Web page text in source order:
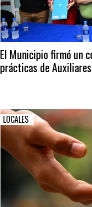
El Municipio firmó un
prácticas de
LOCALES